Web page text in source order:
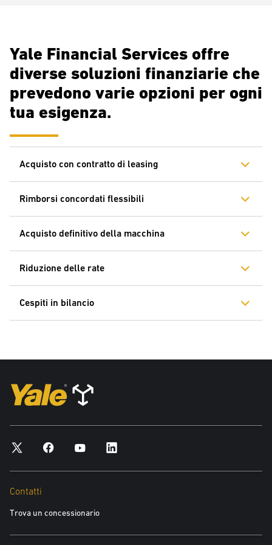
Mettere a punto soluzioni finanziarie personalizzate per
Offrire pacchetti personalizzati per il noleggio in base ai requisiti
aziendali
Fornire un'assistenza clienti di alto livello
Yale Financial Services offre
diverse soluzioni finanziarie che
prevedono varie opzioni per ogni
tua esigenza.
Acquisto con contratto di leasing
Rimborsi concordati flessibili
Acquisto definitivo della macchina
Riduzione delle rate
Cespiti in bilancio
Contatti
Trova un concessionario